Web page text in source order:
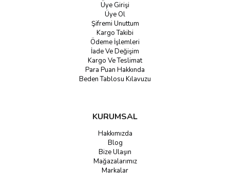
Üye Girişi
Üye Ol
Şifremi Unuttum
Kargo Takibi
Ödeme İşlemleri
İade Ve Değişim
Kargo Ve Teslimat
Para Puan Hakkında
Beden Tablosu Kılavuzu
KURUMSAL
Hakkımızda
Blog
Bize Ulaşın
Mağazalarımız
Markalar